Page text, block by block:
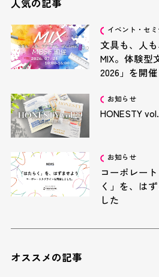
イベント・セ
文具も、人
MIX。体験型
2026」を開催
お知らせ
HONESTY
お知らせ
コーポレー
く」を、は
した
オススメの記事